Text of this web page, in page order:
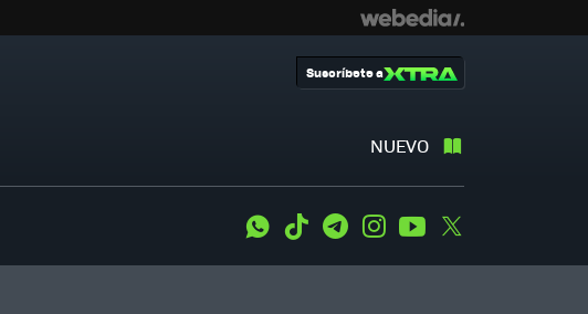
NUEVO
Suscríbete a
WhatsApp
Tiktok TelegramInstagramYoutube